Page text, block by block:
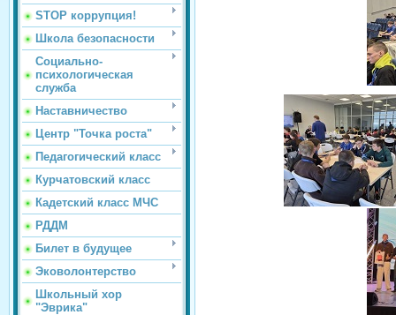
STOP коррупция!
Школа безопасности
Социально-
психологическая
служба
Наставничество
Центр "Точка роста"
Педагогический класс
Курчатовский класс
Кадетский класс МЧС
РДДМ
Билет в будущее
Эковолонтерство
Школьный хор
"Эврика"